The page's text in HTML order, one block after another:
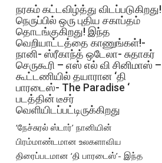
நரகம் கட்டவிழ்த்து விடப்படுகிறது!
நெருப்பில் ஒரு புதிய சகாப்தம்
தொடங்குகிறது! இந்த
வெறியாட்டத்தை காணுங்கள்!-
நானி- ஸ்ரீகாந்த் ஒடேலா- சுதாகர்
செருகூரி – எஸ் எல் வி சினிமாஸ் –
கூட்டணியில் தயாரான ‘தி
பாரடைஸ்- The Paradise ‘
படத்தின் டீசர்
வெளியிடப்பட்டிருக்கிறது
‘நேச்சுரல் ஸ்டார்’ நானியின்
பிரம்மாண்டமான உலகளாவிய
திரைப்படமான ‘தி பாரடைஸ்’- இந்த